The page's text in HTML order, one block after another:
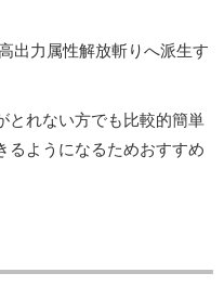
出力属性解放斬りへ派生す
とれない方でも比較的簡単
るようになるためおすすめ